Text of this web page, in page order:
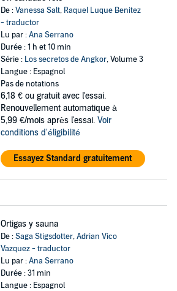
De :Vanessa Salt, Raquel Luque Benitez
- traductor
Lu par :Ana Serrano
Durée : 1 h et 10 min
Série : Los secretos de Angkor, Volume 3
Langue : Espagnol
Pas de notations
6,18 € ou gratuit avec l'essai.
Renouvellement automatique à
5,99 €/mois après l'essai. Voir
conditions d'éligibilité
Essayez Standard gratuitement
Ortigas y sauna
De :Saga Stigsdotter,Adrian Vico
Vazquez - traductor
Lu par :Ana Serrano
Durée : 31 min
Langue : Espagnol